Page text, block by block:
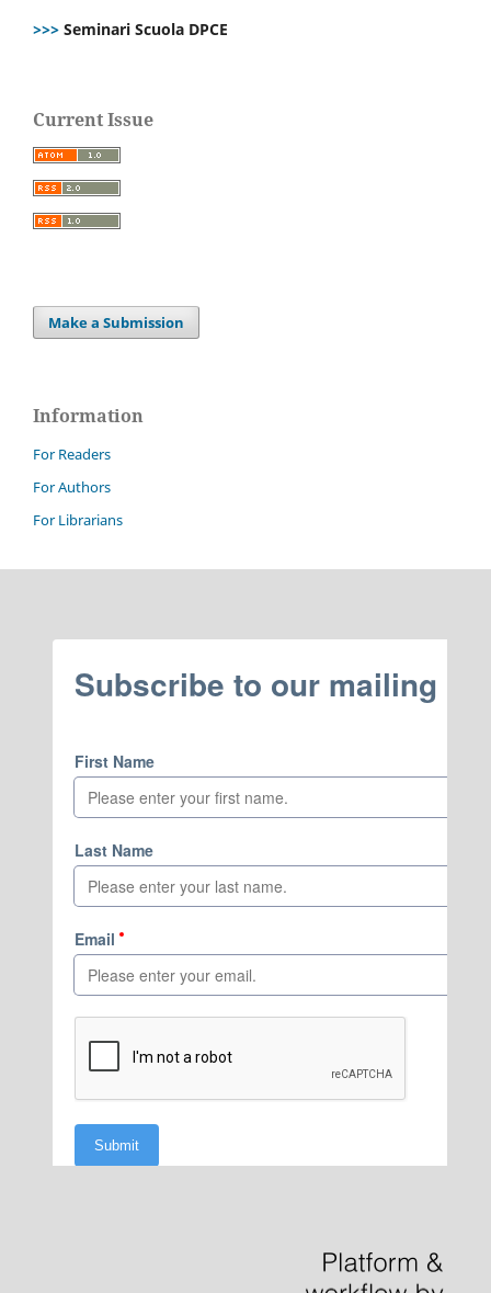
>>> Seminari Scuola DPCE
Current Issue
Make a Submission
Information
For Readers
For Authors
For Librarians